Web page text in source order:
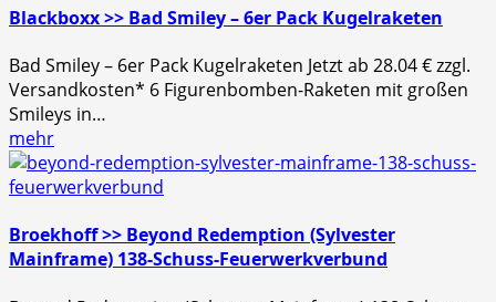
Blackboxx >> Bad Smiley – 6er Pack Kugelraketen
Bad Smiley – 6er Pack Kugelraketen Jetzt ab 28.04 € zzgl.
Versandkosten* 6 Figurenbomben-Raketen mit großen
Smileys in…
mehr
Broekhoff >> Beyond Redemption (Sylvester
Mainframe) 138-Schuss-Feuerwerkverbund